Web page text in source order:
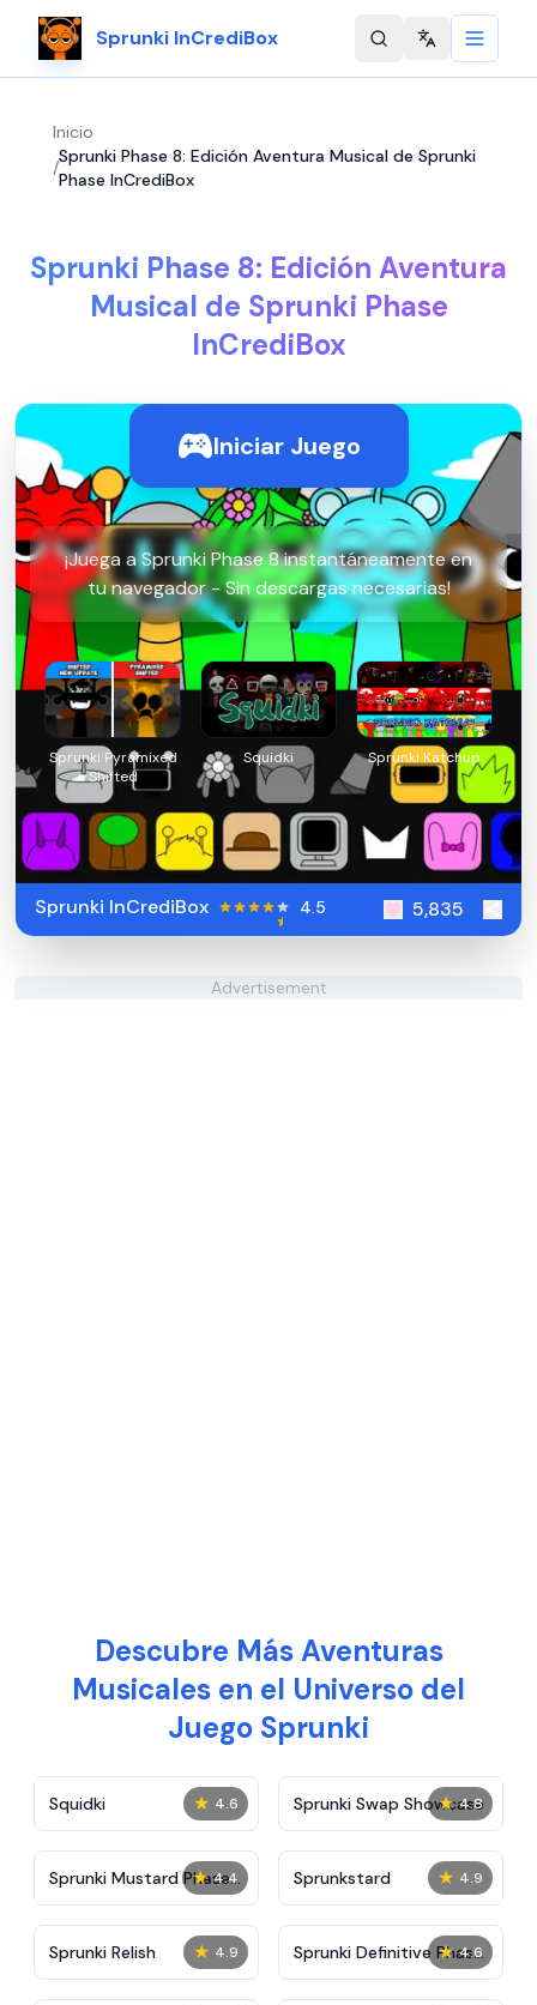
Sprunki InCrediBox Change
Inicio
/
Sprunki Phase 8: Edición Aventura Musical de Sprunki
Phase InCrediBox
Sprunki Phase 8: Edición Aventura
Musical de Sprunki Phase
InCrediBox
Iniciar Juego
¡Juega a Sprunki Phase 8 instantáneamente en
tu navegador - Sin descargas necesarias!
Sprunki Pyramixed
Shifted
Squidki Sprunki Katchup
Sprunki InCrediBox 4.5 5,835
Advertisement
Descubre Más Aventuras
Musicales en el Universo del
Juego Sprunki
★ 4.6
Squidki ★ 4.8
Sprunki Swap Showcase
★ 4.4
Sprunki Mustard Phase
2
★ 4.9
Sprunkstard
★ 4.9
Sprunki Relish ★ 4.6
Sprunki Definitive Phase
7